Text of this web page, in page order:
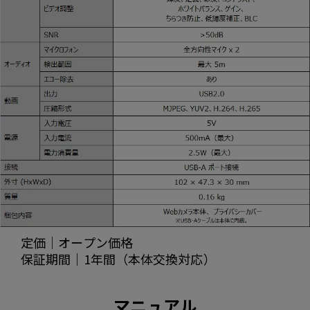
定価｜オープン価格
保証期間｜1年間（本体交換対応）